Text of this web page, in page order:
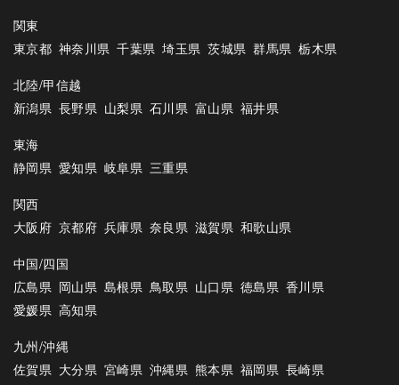
関東
東京都 神奈川県 千葉県 埼玉県 茨城県 群馬県 栃木県
北陸/甲信越
新潟県 長野県 山梨県 石川県 富山県 福井県
東海
静岡県 愛知県 岐阜県 三重県
関西
大阪府 京都府 兵庫県 奈良県 滋賀県 和歌山県
中国/四国
広島県 岡山県 島根県 鳥取県 山口県 徳島県 香川県
愛媛県 高知県
九州/沖縄
佐賀県 大分県 宮崎県 沖縄県 熊本県 福岡県 長崎県